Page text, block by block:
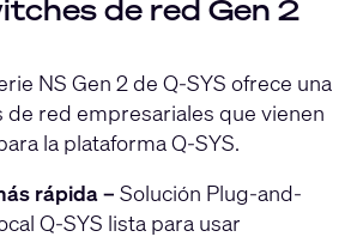
de red Gen 2
NS Gen 2 de Q-SYS ofrece una
de red empresariales que vienen
la plataforma Q-SYS.
rápida – Solución Plug-and-
Q-SYS lista para usar